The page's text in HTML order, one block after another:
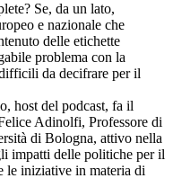
Se, da un lato,
e nazionale che
delle etichette
problema con la
da decifrare per il
host del podcast, fa il
Adinolfi, Professore di
di Bologna, attivo nella
impatti delle politiche per il
le iniziative in materia di